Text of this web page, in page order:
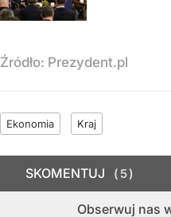
Źródło: Prezydent.pl
Ekonomia Kraj
Obserwuj nas
SKOMENTUJ 5